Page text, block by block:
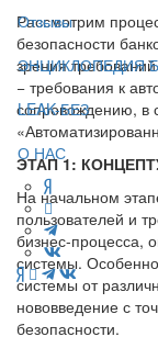
Отзывы
ЭНЦИКЛОПЕДИЯ
LEAK-БЕЗ
О НАС
Рассмотрим
безопасности
зрения
− требования к
сопровождению, в
ЭТАП 1:
На начальном
пользователей и
бизнес-процесса,
системы.
системы от
нововведение с
безопасности.